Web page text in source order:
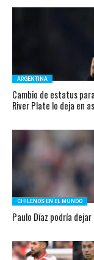
ARGENTINA
Cambio de estatus
River Plate lo deja en
CHILENOS EN EL MUNDO
Paulo Díaz podría